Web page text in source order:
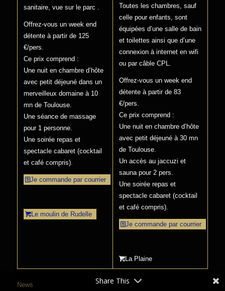
sanitaire, vue sur le parc .
Offrez-vous un week end
détente à partir de 125
€/pers.
Ce prix comprend :
Une nuit en chambre d’hôte
avec petit déjeuné dans un
merveilleux domaine à 10
mn de Toulouse.
Une séance de massage
pour 1 personne.
Une soirée repas et
spectacle cabaret (cocktail
et café compris).
Je commande par courrier
Le moulin de Rudelle
Toutes les chambres, sauf
celle pour enfants, sont
équipées d’une salle de bain
et toilettes ainsi que d’une
connexion à internet en wifi
ou par câble CPL.
Offrez-vous un week end
détente à partir de 83
€/pers.
Ce prix comprend :
Une nuit en chambre d’hôte
avec petit déjeuné à 30 mn
de Toulouse.
Un accès au jaccuzi et
sauna pour 2 pers.
Une soirée repas et
spectacle cabaret (cocktail
et café compris).
Je commande par courrier
La Plaine
News Share This